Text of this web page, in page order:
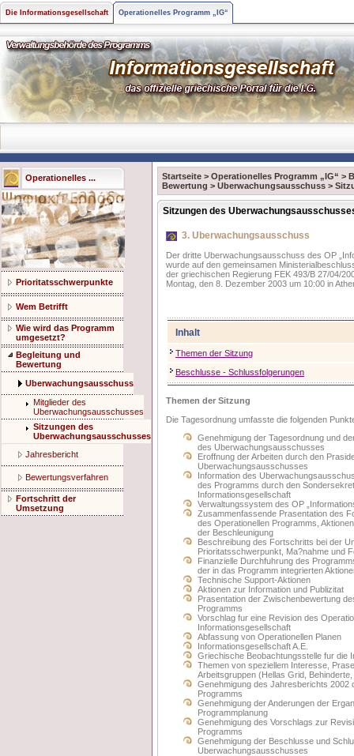
Die Informationsgesellschaft Operationelles Programm „IG“
Operationelles ...
Prioritatsschwerpunkte
Wem Betrifft
Wie wird das Programm
umgesetzt?
Begleitung und
Bewertung
Uberwachungsausschuss
Mitglieder des
Uberwachungsausschusses
Sitzungen des
Uberwachungsausschusses
Jahresbericht
Bewertungsverfahren
Fortschritt der
Umsetzung
Startseite > Operationelles Programm „IG“ >
Bewertung > Uberwachungsausschuss >
Sitzungen des
3. Uberwachungsausschuss
Der dritte Uberwachungsausschuss des OP
wurde auf den gemeinsamen
der griechischen Regierung FEK 493/B 27/04/
Montag, den 8. Dezember 2003 um 10:00 in
Inhalt
Themen der Sitzung
Beschlusse - Schlussfolgerungen
Themen der Sitzung
Die Tagesordnung umfasste die folgenden
Genehmigung der Tagesordnung und
des Uberwachungsausschusses
Eroffnung der Arbeiten durch den
Uberwachungsausschusses
Information des
des Programms durch den
Informationsgesellschaft
Verwaltungssystem des OP
Zusammenfassende Prasentation des
des Operationellen Programms,
der Beschleunigung
Beschreibung des Fortschritts bei der
Prioritatsschwerpunkt, Ma?nahme und
Finanzielle Durchfuhrung des
der in das Programm integrierten
Technische Support-Aktionen
Aktionen zur Information und Publizitat
Prasentation der Zwischenbewertung
Programms
Vorschlag fur eine Revision des
Informationsgesellschaft
Abfassung von Operationellen Planen
Informationsgesellschaft A.E.
Griechische Beobachtungsstelle fur die
Themen von speziellem Interesse,
Arbeitsgruppen (Hellas Grid,
Genehmigung des Jahresberichts 2002
Programms
Genehmigung der Anderungen der
Programmplanung
Genehmigung des Vorschlags zur
Programms
Genehmigung der Beschlusse und
Uberwachungsausschusses